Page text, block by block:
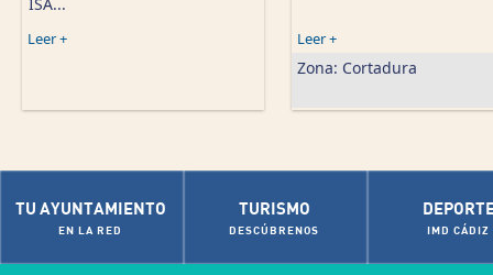
Leer + Leer +
Zona: Cortadura
TU AYUNTAMIENTO
EN LA RED
TURISMO
DESCÚBRENOS IMD CÁDIZ